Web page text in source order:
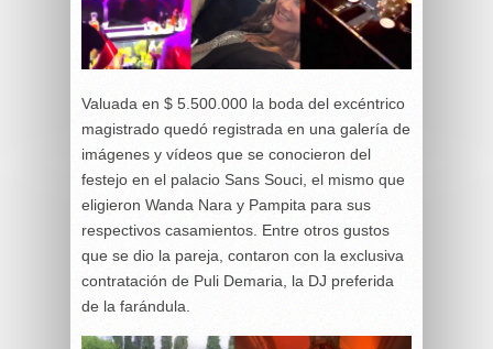
Valuada en $ 5.500.000 la boda del excéntrico
magistrado quedó registrada en una galería de
imágenes y vídeos que se conocieron del
festejo en el palacio Sans Souci, el mismo que
eligieron Wanda Nara y Pampita para sus
respectivos casamientos. Entre otros gustos
que se dio la pareja, contaron con la exclusiva
contratación de Puli Demaria, la DJ preferida
de la farándula.